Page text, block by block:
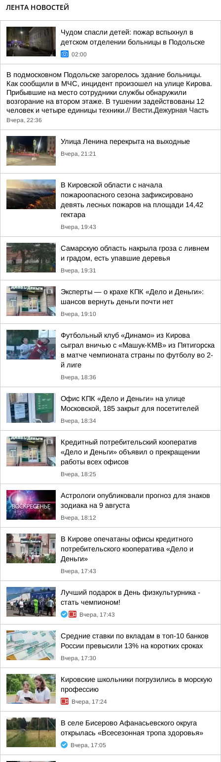
ЛЕНТА НОВОСТЕЙ
Чудом спасли детей: пожар вспыхнул в
детском отделении больницы в Подольске
02:00
В подмосковном Подольске загорелось здание больницы.
Как сообщили в МЧС, инцидент произошел на улице Кирова.
Прибывшие на место сотрудники службы обнаружили
возгорание на втором этаже. В тушении задействованы 12
человек и четыре единицы техники.// Вести.Дежурная Часть
Вчера, 22:36
Улица Ленина перекрыта на выходные
Вчера, 21:21
В Кировской области с начала
пожароопасного сезона зафиксировано
девять лесных пожаров на площади 14,42
гектара
Вчера, 19:43
Самарскую область накрыла гроза с ливнем
и градом, есть упавшие деревья
Вчера, 19:31
Эксперты — о крахе КПК «Дело и Деньги»:
шансов вернуть деньги почти нет
Вчера, 19:10
Футбольный клуб «Динамо» из Кирова
сыграл вничью с «Машук-КМВ» из Пятигорска
в матче чемпионата страны по футболу во 2-
й лиге
Вчера, 18:36
Офис КПК «Дело и Деньги» на улице
Московской, 185 закрыт для посетителей
Вчера, 18:34
Кредитный потребительский кооператив
«Дело и Деньги» объявил о прекращении
работы всех офисов
Вчера, 18:25
Астрологи опубликовали прогноз для знаков
зодиака на 9 августа
Вчера, 18:12
В Кирове опечатаны офисы кредитного
потребительского кооператива «Дело и
Деньги»
Вчера, 17:43
Лучший подарок в День физкультурника -
стать чемпионом!
Вчера, 17:43
Средние ставки по вкладам в топ-10 банков
России превысили 13% на коротких сроках
Вчера, 17:30
Кировские школьники погрузились в морскую
профессию
Вчера, 17:24
В селе Бисерово Афанасьевского округа
открылась «Всесезонная тропа здоровья»
Вчера, 17:05